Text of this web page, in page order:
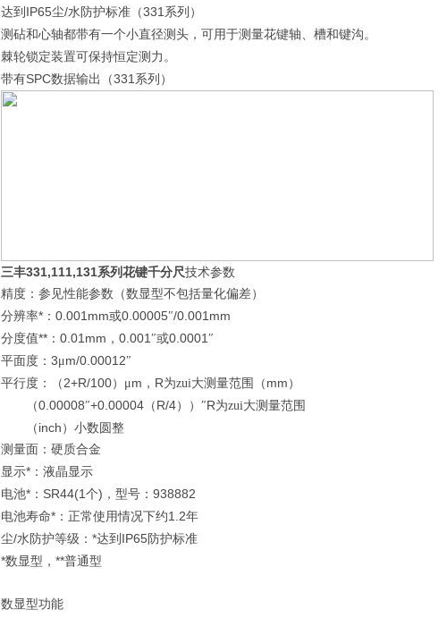
达到 IP65尘/水防护标准（331 系列）
测砧和心轴都带有一个小直径测头，可用于测量花键轴、槽和键沟。
棘轮锁定装置可保持恒定测力。
带有SPC数据输出（331 系列）
三丰331,111,131系列花键千分尺技术参数
精度：参见性能参数（数显型不包括量化偏差）
分辨率* ： 0.001mm或0.00005″/0.001mm
分度值** ： 0.01mm ， 0.001 ″或0.0001 ″
平面度： 3μm/0.00012″
平行度：（ 2+R/100）μm ， R为zui大测量范围（ mm ）
（0.00008″+0.00004 （ R/4））″R为zui大测量范围
（ inch ）小数圆整
测量面：硬质合金
显示* ：液晶显示
电池* ： SR44(1 个) ，型号： 938882
电池寿命* ：正常使用情况下约1.2年
尘/水防护等级： *达到 IP65防护标准
*数显型， **普通型
数显型功能